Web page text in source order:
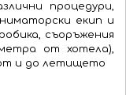
процедури,
екип и
съоръжения
от хотела),
и до летището